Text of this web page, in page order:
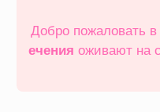
Добро пожаловать
ечения оживают на